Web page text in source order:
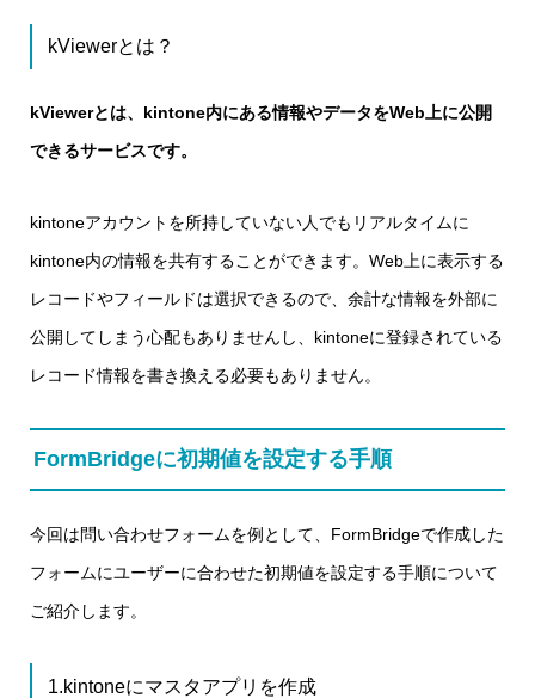
kViewerとは？
kViewerとは、kintone内にある情報やデータをWeb上に公開
できるサービスです。
kintoneアカウントを所持していない人でもリアルタイムに
kintone内の情報を共有することができます。Web上に表示する
レコードやフィールドは選択できるので、余計な情報を外部に
公開してしまう心配もありませんし、kintoneに登録されている
レコード情報を書き換える必要もありません。
FormBridgeに初期値を設定する手順
今回は問い合わせフォームを例として、FormBridgeで作成した
フォームにユーザーに合わせた初期値を設定する手順について
ご紹介します。
1.kintoneにマスタアプリを作成